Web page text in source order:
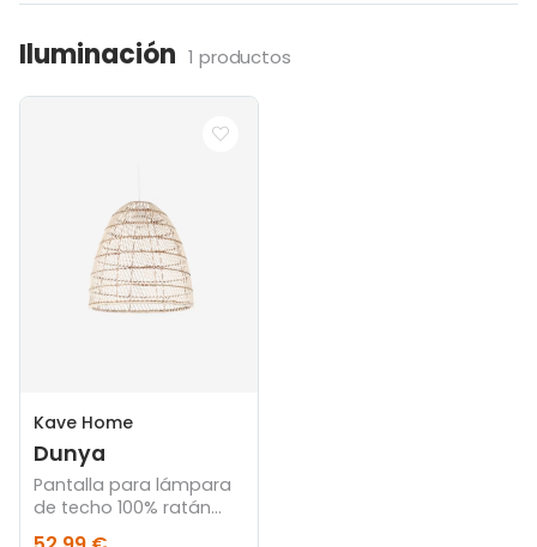
Iluminación 1 productos
Kave Home
Dunya
Pantalla para lámpara
de techo 100% ratán
con acabado natural Ø